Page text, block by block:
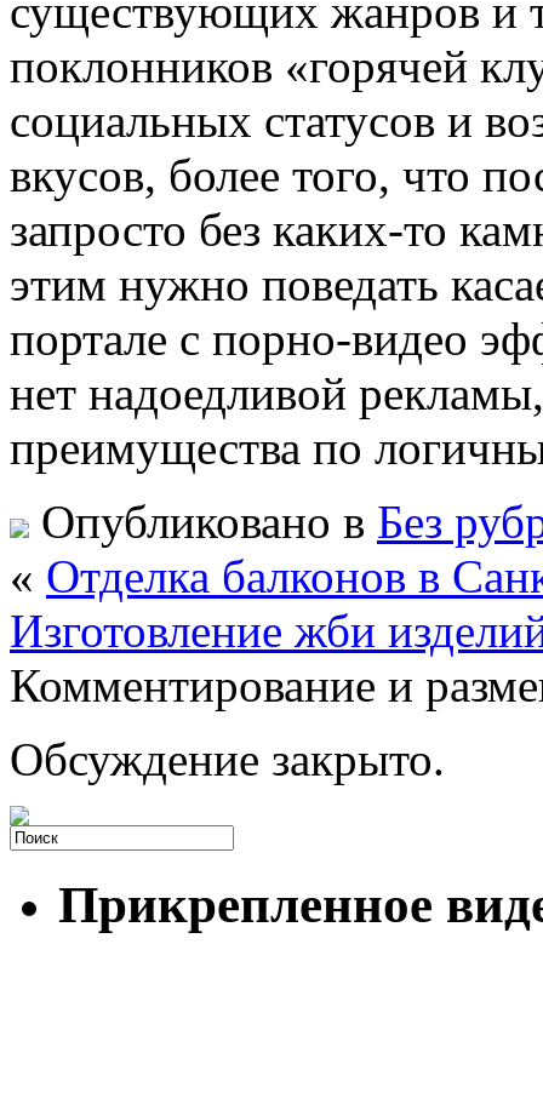
существующих жанров и
поклонников «горячей
социальных статусов и
вкусов, более того, что
запросто без каких-то
этим нужно поведать
портале с порно-видео
нет надоедливой
преимущества по
Опубликовано в Без
« Отделка балконов в
Изготовление жби
Комментирование и
Обсуждение закрыто.
Прикрепленное